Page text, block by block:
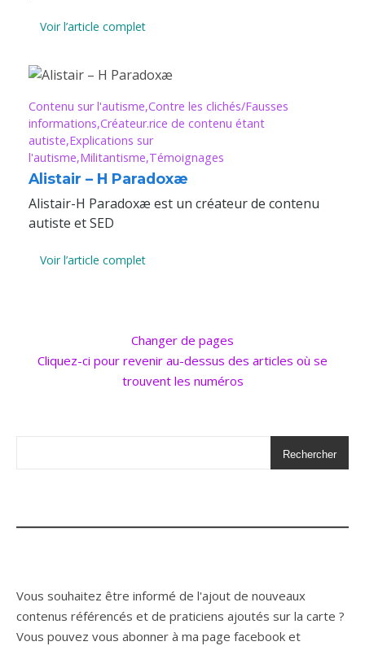
Voir l’article complet
Contenu sur l'autisme Contre les clichés/Fausses
informations Créateur.rice de contenu étant
autiste Explications sur
l'autisme Militantisme Témoignages
Alistair – H Paradoxæ
Alistair-H Paradoxæ est un créateur de contenu
autiste et SED
Voir l’article complet
Changer de pages
Cliquez-ci pour revenir au-dessus des articles où se
trouvent les numéros
Rechercher
Vous souhaitez être informé de l'ajout de nouveaux
contenus référencés et de praticiens ajoutés sur la carte ?
Vous pouvez vous abonner à ma page facebook et